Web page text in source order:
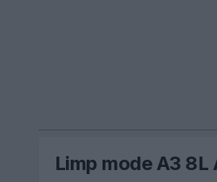
Limp mode A3 8L